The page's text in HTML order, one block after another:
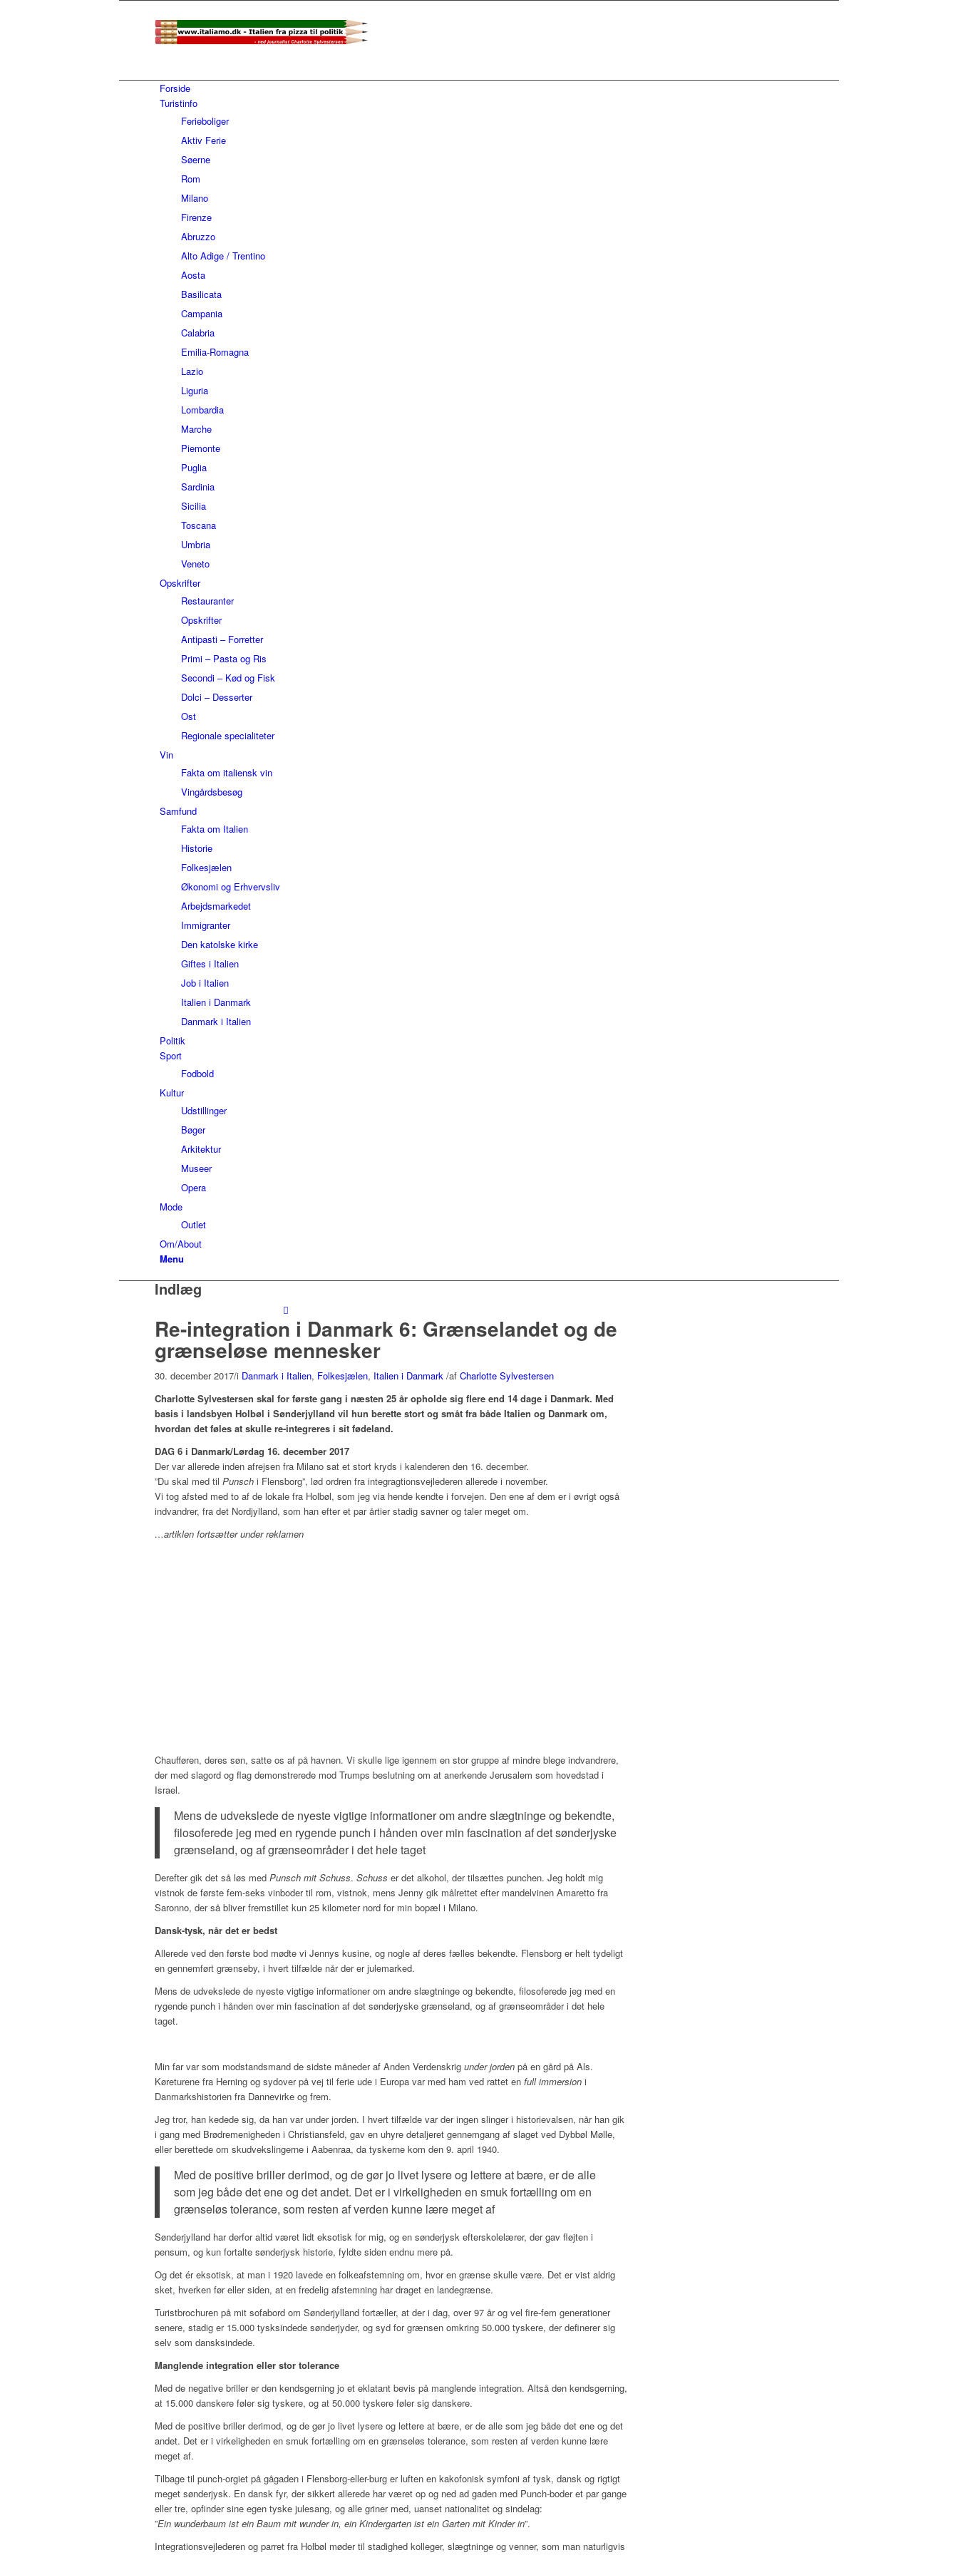
Forside
Turistinfo
Ferieboliger
Aktiv Ferie
Søerne
Rom
Milano
Firenze
Abruzzo
Alto Adige / Trentino
Aosta
Basilicata
Campania
Calabria
Emilia-Romagna
Lazio
Liguria
Lombardia
Marche
Piemonte
Puglia
Sardinia
Sicilia
Toscana
Umbria
Veneto
Opskrifter
Restauranter
Opskrifter
Antipasti – Forretter
Primi – Pasta og Ris
Secondi – Kød og Fisk
Dolci – Desserter
Ost
Regionale specialiteter
Vin
Fakta om italiensk vin
Vingårdsbesøg
Samfund
Fakta om Italien
Historie
Folkesjælen
Økonomi og Erhvervsliv
Arbejdsmarkedet
Immigranter
Den katolske kirke
Giftes i Italien
Job i Italien
Italien i Danmark
Danmark i Italien
Politik
Sport
Fodbold
Kultur
Udstillinger
Bøger
Arkitektur
Museer
Opera
Mode
Outlet
Om/About
Menu
Indlæg
Re-integration i Danmark 6: Grænselandet og de
grænseløse mennesker
30. december 2017/i Danmark i Italien, Folkesjælen, Italien i Danmark /af Charlotte Sylvestersen
Charlotte Sylvestersen skal for første gang i næsten 25 år opholde sig flere end 14 dage i Danmark. Med
basis i landsbyen Holbøl i Sønderjylland vil hun berette stort og småt fra både Italien og Danmark om,
hvordan det føles at skulle re-integreres i sit fødeland.
DAG 6 i Danmark/Lørdag 16. december 2017
Der var allerede inden afrejsen fra Milano sat et stort kryds i kalenderen den 16. december.
”Du skal med til Punsch i Flensborg”, lød ordren fra integragtionsvejlederen allerede i november.
Vi tog afsted med to af de lokale fra Holbøl, som jeg via hende kendte i forvejen. Den ene af dem er i øvrigt også
indvandrer, fra det Nordjylland, som han efter et par årtier stadig savner og taler meget om.
…artiklen fortsætter under reklamen
Chaufføren, deres søn, satte os af på havnen. Vi skulle lige igennem en stor gruppe af mindre blege indvandrere,
der med slagord og flag demonstrerede mod Trumps beslutning om at anerkende Jerusalem som hovedstad i
Israel.
Mens de udvekslede de nyeste vigtige informationer om andre slægtninge og bekendte,
filosoferede jeg med en rygende punch i hånden over min fascination af det sønderjyske
grænseland, og af grænseområder i det hele taget
Derefter gik det så løs med Punsch mit Schuss. Schuss er det alkohol, der tilsættes punchen. Jeg holdt mig
vistnok de første fem-seks vinboder til rom, vistnok, mens Jenny gik målrettet efter mandelvinen Amaretto fra
Saronno, der så bliver fremstillet kun 25 kilometer nord for min bopæl i Milano.
Dansk-tysk, når det er bedst
Allerede ved den første bod mødte vi Jennys kusine, og nogle af deres fælles bekendte. Flensborg er helt tydeligt
en gennemført grænseby, i hvert tilfælde når der er julemarked.
Mens de udvekslede de nyeste vigtige informationer om andre slægtninge og bekendte, filosoferede jeg med en
rygende punch i hånden over min fascination af det sønderjyske grænseland, og af grænseområder i det hele
taget.
Min far var som modstandsmand de sidste måneder af Anden Verdenskrig under jorden på en gård på Als.
Køreturene fra Herning og sydover på vej til ferie ude i Europa var med ham ved rattet en full immersion i
Danmarkshistorien fra Dannevirke og frem.
Jeg tror, han kedede sig, da han var under jorden. I hvert tilfælde var der ingen slinger i historievalsen, når han gik
i gang med Brødremenigheden i Christiansfeld, gav en uhyre detaljeret gennemgang af slaget ved Dybbøl Mølle,
eller berettede om skudvekslingerne i Aabenraa, da tyskerne kom den 9. april 1940.
Med de positive briller derimod, og de gør jo livet lysere og lettere at bære, er de alle
som jeg både det ene og det andet. Det er i virkeligheden en smuk fortælling om en
grænseløs tolerance, som resten af verden kunne lære meget af
Sønderjylland har derfor altid været lidt eksotisk for mig, og en sønderjysk efterskolelærer, der gav fløjten i
pensum, og kun fortalte sønderjysk historie, fyldte siden endnu mere på.
Og det ér eksotisk, at man i 1920 lavede en folkeafstemning om, hvor en grænse skulle være. Det er vist aldrig
sket, hverken før eller siden, at en fredelig afstemning har draget en landegrænse.
Turistbrochuren på mit sofabord om Sønderjylland fortæller, at der i dag, over 97 år og vel fire-fem generationer
senere, stadig er 15.000 tysksindede sønderjyder, og syd for grænsen omkring 50.000 tyskere, der definerer sig
selv som dansksindede.
Manglende integration eller stor tolerance
Med de negative briller er den kendsgerning jo et eklatant bevis på manglende integration. Altså den kendsgerning,
at 15.000 danskere føler sig tyskere, og at 50.000 tyskere føler sig danskere.
Med de positive briller derimod, og de gør jo livet lysere og lettere at bære, er de alle som jeg både det ene og det
andet. Det er i virkeligheden en smuk fortælling om en grænseløs tolerance, som resten af verden kunne lære
meget af.
Tilbage til punch-orgiet på gågaden i Flensborg-eller-burg er luften en kakofonisk symfoni af tysk, dansk og rigtigt
meget sønderjysk. En dansk fyr, der sikkert allerede har været op og ned ad gaden med Punch-boder et par gange
eller tre, opfinder sine egen tyske julesang, og alle griner med, uanset nationalitet og sindelag:
”Ein wunderbaum ist ein Baum mit wunder in, ein Kindergarten ist ein Garten mit Kinder in”.
Integrationsvejlederen og parret fra Holbøl møder til stadighed kolleger, slægtninge og venner, som man naturligvis